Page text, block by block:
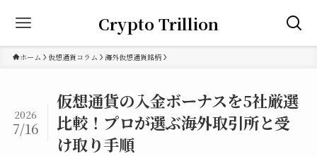
Crypto Trillion
ホーム 仮想通貨コラム 海外仮想通貨銘柄
仮想通貨の入金ボーナスを5社厳選
比較！プロが選ぶ海外取引所と受
け取り手順
2026
7/16